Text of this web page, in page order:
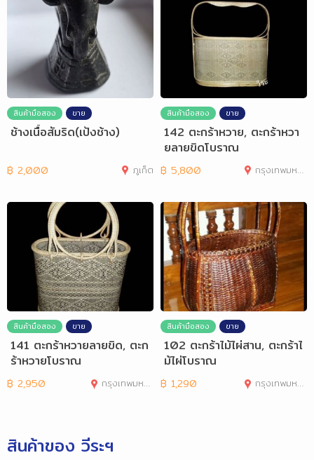
สินค้ามือสอง ขาย
ช้างเนื้อสัมริด(เป้งช้าง)
฿ 2,000 ภูเก็ต
สินค้ามือสอง ขาย
142 ตะกร้าหวาย, ตะกร้าหวา
ยลายขิดโบราณ
฿ 5,800 กรุงเทพมหานคร
สินค้ามือสอง ขาย
141 ตะกร้าหวายลายขิด, ตะก
ร้าหวายโบราณ
฿ 2,950 กรุงเทพมหานคร
สินค้ามือสอง ขาย
102 ตะกร้าไม้ไผ่สาน, ตะกร้าไ
ม้ไผ่โบราณ
฿ 1,290 กรุงเทพมหานคร
สินค้าของ วีระฯ